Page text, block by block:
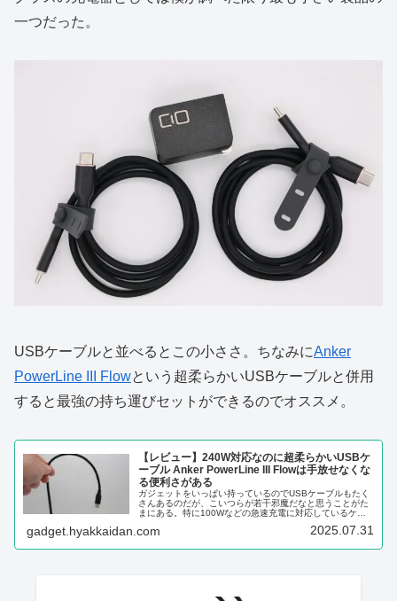
一つだった。
USBケーブルと並べるとこの小ささ。ちなみにAnker
PowerLine III Flowという超柔らかいUSBケーブルと併用
すると最強の持ち運びセットができるのでオススメ。
【レビュー】240W対応なのに超柔らかいUSBケ
ーブル Anker PowerLine III Flowは手放せなくな
る便利さがある
ガジェットをいっぱい持っているのでUSBケーブルもたく
さんあるのだが、こいつらが若干邪魔だなと思うことがた
まにある。特に100Wなどの急速充電に対応しているケー
する。今使っているUGREE...
gadget.hyakkaidan.com 2025.07.31